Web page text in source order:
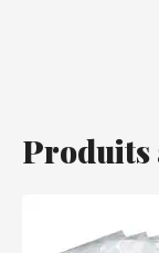
Produits